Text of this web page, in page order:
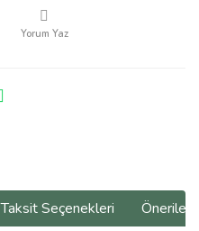
Yorum Yaz
Taksit Seçenekleri